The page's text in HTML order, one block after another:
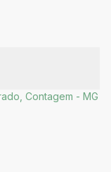
Contagem - MG